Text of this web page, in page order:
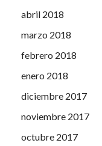
abril 2018
marzo 2018
febrero 2018
enero 2018
diciembre 2017
noviembre 2017
octubre 2017